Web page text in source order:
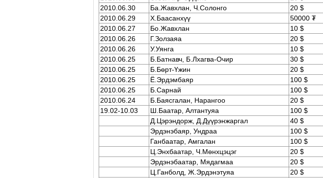
2010.06.30
Бa.Жавхлан, Ч.Солонго 20 $
2010.06.29
Х.Баасанхүү 50000 ₮
2010.06.27
Бo.Жавхлан 10 $
2010.06.26
Г.Золзаяа 20 $
2010.06.26
У.Уянга 10 $
2010.06.25
Б.Батнавч, Б.Лхагва-Очир 30 $
2010.06.25
Б.Бөрт-Үжин 20 $
2010.06.25
Ё.Эрдэмбаяр 100 $
2010.06.25
Б.Сарнай 100 $
2010.06.24
Б.Баясгалан, Нарангоо 20 $
19.02-10.03
Ш.Баатар, Алтантуяа 100 $
Д.Цэрэндорж, Д.Дүүрэнжаргал
40 $
Эрдэнэбаяр, Ундраа
100 $
Ганбаатар, Амгалан
100 $
Ц.Энхбаатар, Ч.Мөнхцэцэг
20 $
Эрдэнэбаатар, Мядагмаа
20 $
Ц.Ганболд, Ж.Эрдэнэтуяа
20 $